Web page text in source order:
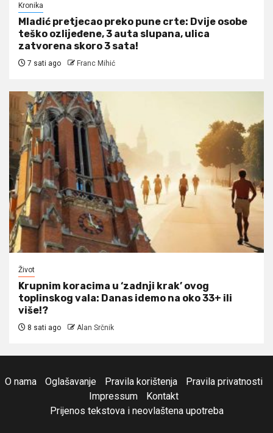
Kronika
Mladić pretjecao preko pune crte: Dvije osobe
teško ozlijeđene, 3 auta slupana, ulica
zatvorena skoro 3 sata!
7 sati ago Franc Mihić
Život
Krupnim koracima u ‘zadnji krak’ ovog
toplinskog vala: Danas idemo na oko 33+ ili
više!?
8 sati ago Alan Srčnik
O nama Oglašavanje Pravila korištenja
Pravila privatnosti
Impressum
Kontakt
Prijenos tekstova i neovlaštena upotreba